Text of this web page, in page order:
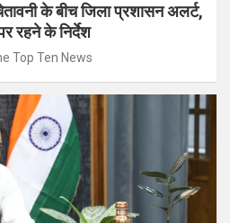
के बीच जिला प्रशासन अलर्ट,
रहने के निर्देश
Top Ten News